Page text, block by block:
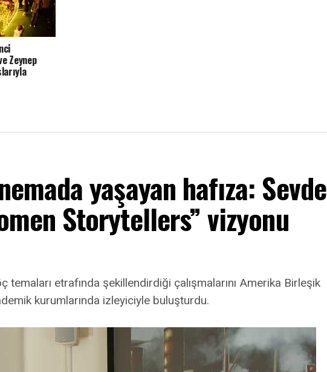
Zeynep
yaşayan hafıza: Sevde
Storytellers” vizyonu
temaları etrafında şekillendirdiği çalışmalarını Amerika Birleşik
kurumlarında izleyiciyle buluşturdu.